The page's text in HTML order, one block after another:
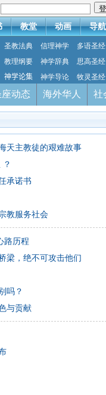
教堂 动画 导航
圣教法典 信理神学
多语圣经
教理纲要 神学辞典
思高圣经
神学论集 神学导论 牧灵圣经
座动态 海外华人 社
天主教徒的艰难故事
承诺书
教服务社会
路历程
梁，绝不可攻击他们
吗？
与贡献